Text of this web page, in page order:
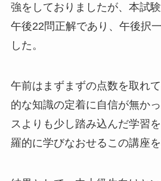
強をしておりましたが、本試
午後22問正解であり、午後択
した。
午前はまずまずの点数を取れ
的な知識の定着に自信が無か
スよりも少し踏み込んだ学習
羅的に学びなおせるこの講座を